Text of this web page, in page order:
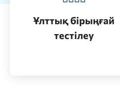
Ұлттық бірыңғай
тестілеу
Өту